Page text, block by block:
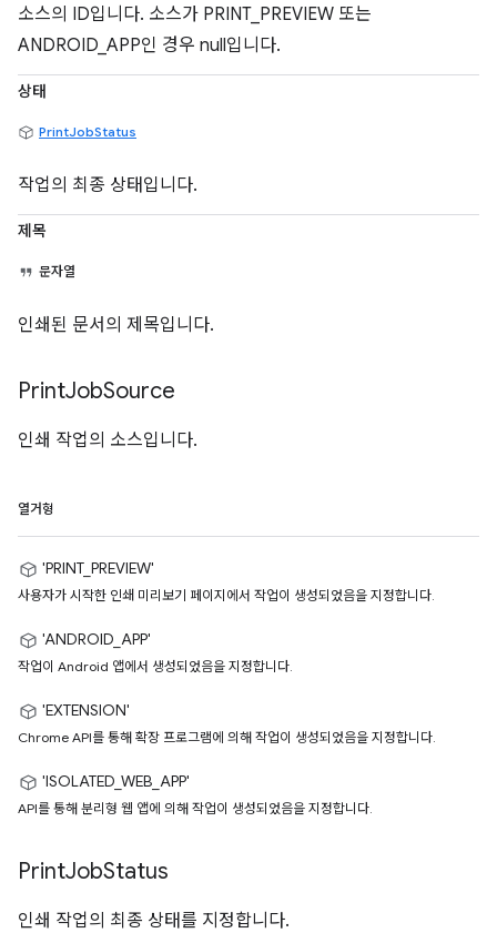
소스의 ID입니다. 소스가 PRINT_PREVIEW 또는
ANDROID_APP인 경우 null입니다.
상태
PrintJobStatus
작업의 최종 상태입니다.
제목
문자열
인쇄된 문서의 제목입니다.
PrintJobSource
인쇄 작업의 소스입니다.
열거형
'PRINT_PREVIEW'
사용자가 시작한 인쇄 미리보기 페이지에서 작업이 생성되었음을 지정합니다.
'ANDROID_APP'
작업이 Android 앱에서 생성되었음을 지정합니다.
'EXTENSION'
Chrome API를 통해 확장 프로그램에 의해 작업이 생성되었음을 지정합니다.
'ISOLATED_WEB_APP'
API를 통해 분리형 웹 앱에 의해 작업이 생성되었음을 지정합니다.
PrintJobStatus
인쇄 작업의 최종 상태를 지정합니다.